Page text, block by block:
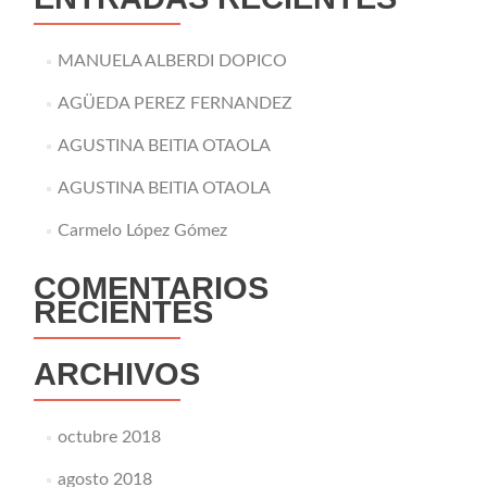
MANUELA ALBERDI DOPICO
AGÜEDA PEREZ FERNANDEZ
AGUSTINA BEITIA OTAOLA
AGUSTINA BEITIA OTAOLA
Carmelo López Gómez
COMENTARIOS
RECIENTES
ARCHIVOS
octubre 2018
agosto 2018